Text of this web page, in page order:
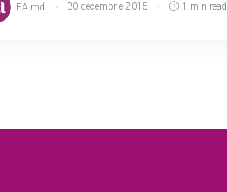
EA.md 30 decembrie 2015 1 min read